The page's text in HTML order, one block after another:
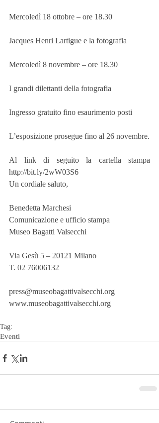
Mercoledì 18 ottobre – ore 18.30
Jacques Henri Lartigue e la fotografia
Mercoledì 8 novembre – ore 18.30
I grandi dilettanti della fotografia
Ingresso gratuito fino esaurimento posti
L’esposizione prosegue fino al 26 novembre.
Al link di seguito la cartella stampa
http://bit.ly/2wW03S6
Un cordiale saluto,
Benedetta Marchesi
Comunicazione e ufficio stampa
Museo Bagatti Valsecchi
Via Gesù 5 – 20121 Milano
T. 02 76006132
press@museobagattivalsecchi.org
www.museobagattivalsecchi.org
Tag:
Eventi